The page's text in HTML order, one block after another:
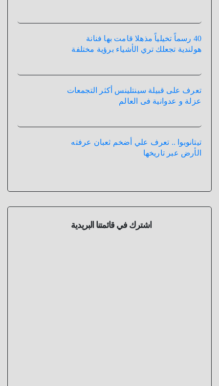
40 رسماً تخيلياً مذهلا قامت بها فنانة
هولندية تجعلك تري الأشياء برؤية مختلفة
تعرف على قبيلة سينتلينس أكثر التجمعات
عزلة و عدوانية فى العالم
تيتانوبوا .. تعرف علي أضخم ثعبان عرفته
الأرض عبر تاريخها
اشترك في قائمتنا البريدية